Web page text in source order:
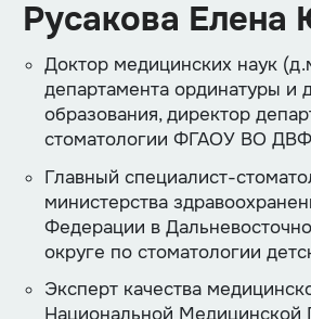
Русакова Елена
Доктор медицинских наук
департамента ординатуры и
образования, директор
стоматологии ФГАОУ ВО
Главный специалист-
министерства
Федерации в
округе по стоматологии
Эксперт качества